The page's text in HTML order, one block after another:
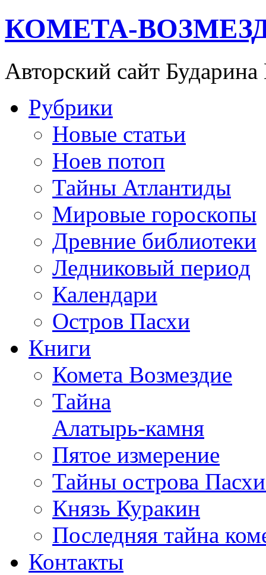
КОМЕТА-
Авторский сайт
Рубрики
Новые статьи
Ноев потоп
Тайны Атлантиды
Мировые гороскопы
Древние библиотеки
Ледниковый период
Календари
Остров Пасхи
Книги
Комета Возмездие
Тайна
Алатырь-камня
Пятое измерение
Тайны острова
Князь Куракин
Последняя тайна
Контакты